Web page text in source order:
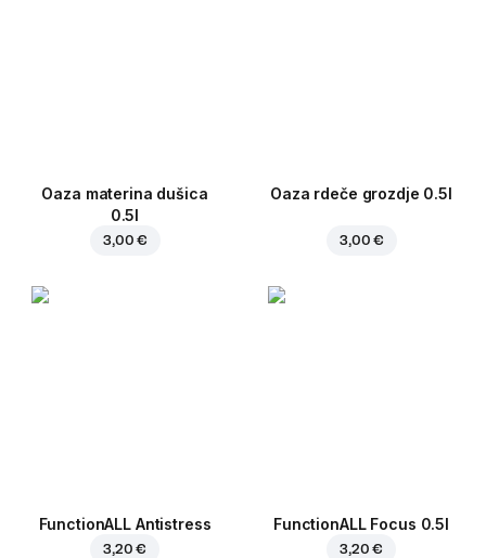
Oaza materina dušica
0.5l
3,00 €
Oaza rdeče grozdje 0.5l
3,00 €
FunctionALL Antistress
3,20 €
FunctionALL Focus 0.5l
3,20 €